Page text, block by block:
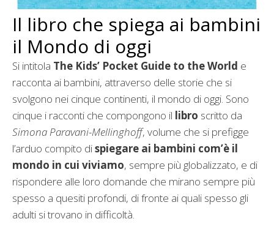
Il libro che spiega ai bambini
il Mondo di oggi
Si intitola The Kids’ Pocket Guide to the World e
racconta ai bambini, attraverso delle storie che si
svolgono nei cinque continenti, il mondo di oggi. Sono
cinque i racconti che compongono il libro scritto da
Simona Paravani-Mellinghoff, volume che si prefigge
l’arduo compito dispiegare ai bambini com’è il
mondo in cui viviamo, sempre più globalizzato, e di
rispondere alle loro domande che mirano sempre più
spesso a quesiti profondi, di fronte ai quali spesso gli
adulti si trovano in difficoltà.